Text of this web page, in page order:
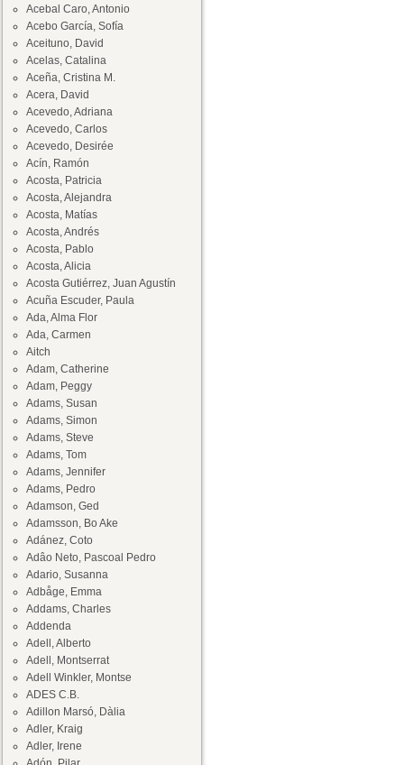
Acebal Caro, Antonio
Acebo García, Sofía
Aceituno, David
Acelas, Catalina
Aceña, Cristina M.
Acera, David
Acevedo, Adriana
Acevedo, Carlos
Acevedo, Desirée
Acín, Ramón
Acosta, Patricia
Acosta, Alejandra
Acosta, Matías
Acosta, Andrés
Acosta, Pablo
Acosta, Alicia
Acosta Gutiérrez, Juan Agustín
Acuña Escuder, Paula
Ada, Alma Flor
Ada, Carmen
Aitch
Adam, Catherine
Adam, Peggy
Adams, Susan
Adams, Simon
Adams, Steve
Adams, Tom
Adams, Jennifer
Adams, Pedro
Adamson, Ged
Adamsson, Bo Ake
Adánez, Coto
Adâo Neto, Pascoal Pedro
Adario, Susanna
Adbåge, Emma
Addams, Charles
Addenda
Adell, Alberto
Adell, Montserrat
Adell Winkler, Montse
ADES C.B.
Adillon Marsó, Dàlia
Adler, Kraig
Adler, Irene